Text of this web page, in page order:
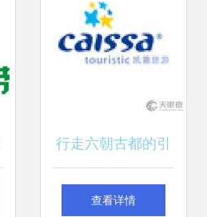
行走六朝古都的引
路人 北京凯撒国际
查看详情